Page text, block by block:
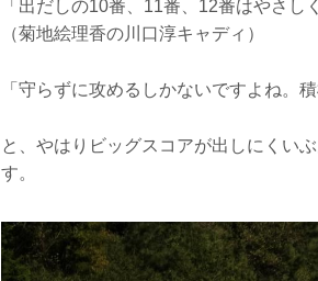
「出だしの10番、11番、12番はやさし
（菊地絵理香の川口淳キャディ）
「守らずに攻めるしかないですよね。
と、やはりビッグスコアが出しにくい
す。